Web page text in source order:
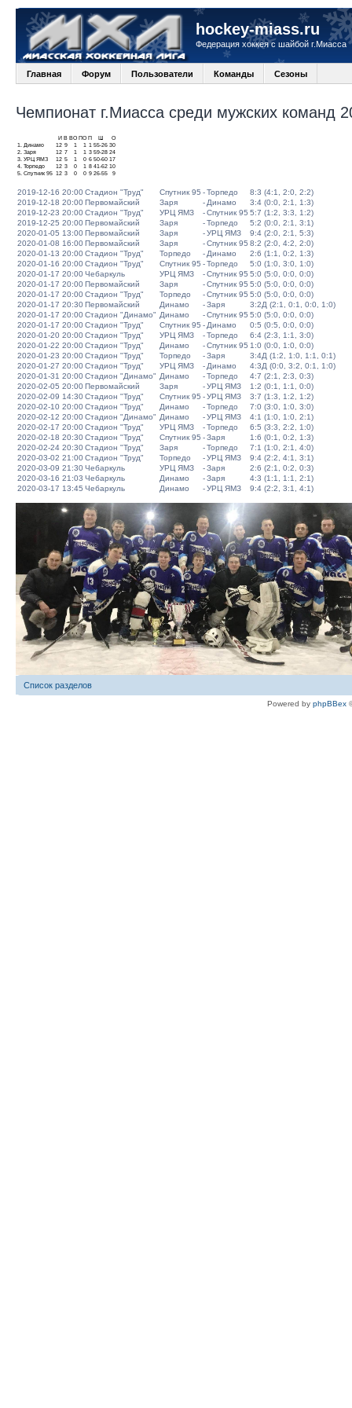
hockey-miass.ru
Федерация хоккея с шайбой г.Миасса
Главная Форум Пользователи Команды Сезоны
Чемпионат г.Миасса среди мужских команд
И В ВО ПО П
О
1.
Динамо 12 9 1 1 1 55-26 30
2. Заря 12 7 1 1 3 59-28 24
3. УРЦ ЯМЗ 12 5 1 0 6 50-60 17
4. Торпедо 12 3 0 1 8 41-62 10
5. Спутник 95 12 3 0 0 9 26-55 9
2019-12-16 20:00Стадион "Труд" Спутник 95 -Торпедо
8:3 (4:1, 2:0, 2:2)
2019-12-18 20:00Первомайский Заря - Динамо
3:4 (0:0, 2:1, 1:3)
2019-12-23 20:00Стадион "Труд" УРЦ ЯМЗ -Спутник 95 5:7 (1:2, 3:3, 1:2)
2019-12-25 20:00Первомайский Заря -Торпедо
5:2 (0:0, 2:1, 3:1)
2020-01-05 13:00Первомайский Заря -УРЦ ЯМЗ
9:4 (2:0, 2:1, 5:3)
2020-01-08 16:00Первомайский Заря -Спутник 95 8:2 (2:0, 4:2, 2:0)
2020-01-13 20:00Стадион "Труд" Торпедо - Динамо
2:6 (1:1, 0:2, 1:3)
2020-01-16 20:00Стадион "Труд" Спутник 95 -Торпедо
5:0 (1:0, 3:0, 1:0)
2020-01-17 20:00Чебаркуль УРЦ ЯМЗ -Спутник 95 5:0 (5:0, 0:0, 0:0)
2020-01-17 20:00Первомайский Заря -Спутник 95 5:0 (5:0, 0:0, 0:0)
2020-01-17 20:00Стадион "Труд" Торпедо -Спутник 95 5:0 (5:0, 0:0, 0:0)
2020-01-17 20:30Первомайский Динамо -Заря
3:2Д (2:1, 0:1, 0:0, 1:0)
2020-01-17 20:00Стадион "Динамо" Динамо -Спутник 95 5:0 (5:0, 0:0, 0:0)
2020-01-17 20:00Стадион "Труд" Спутник 95 - Динамо
0:5 (0:5, 0:0, 0:0)
2020-01-20 20:00Стадион "Труд" УРЦ ЯМЗ -Торпедо
6:4 (2:3, 1:1, 3:0)
2020-01-22 20:00Стадион "Труд" Динамо -Спутник 95 1:0 (0:0, 1:0, 0:0)
2020-01-23 20:00Стадион "Труд" Торпедо -Заря
3:4Д (1:2, 1:0, 1:1, 0:1)
2020-01-27 20:00Стадион "Труд" УРЦ ЯМЗ - Динамо
4:3Д (0:0, 3:2, 0:1, 1:0)
2020-01-31 20:00Стадион "Динамо" Динамо -Торпедо
4:7 (2:1, 2:3, 0:3)
2020-02-05 20:00Первомайский Заря -УРЦ ЯМЗ
1:2 (0:1, 1:1, 0:0)
2020-02-09 14:30Стадион "Труд" Спутник 95 -УРЦ ЯМЗ
3:7 (1:3, 1:2, 1:2)
2020-02-10 20:00Стадион "Труд" Динамо -Торпедо
7:0 (3:0, 1:0, 3:0)
2020-02-12 20:00Стадион "Динамо" Динамо -УРЦ ЯМЗ
4:1 (1:0, 1:0, 2:1)
2020-02-17 20:00Стадион "Труд" УРЦ ЯМЗ -Торпедо
6:5 (3:3, 2:2, 1:0)
2020-02-18 20:30Стадион "Труд" Спутник 95 -Заря
1:6 (0:1, 0:2, 1:3)
2020-02-24 20:30Стадион "Труд" Заря -Торпедо
7:1 (1:0, 2:1, 4:0)
2020-03-02 21:00Стадион "Труд" Торпедо -УРЦ ЯМЗ
9:4 (2:2, 4:1, 3:1)
2020-03-09 21:30Чебаркуль УРЦ ЯМЗ -Заря
2:6 (2:1, 0:2, 0:3)
2020-03-16 21:03 Чебаркуль Динамо -Заря
4:3 (1:1, 1:1, 2:1)
2020-03-17 13:45 Чебаркуль Динамо -УРЦ ЯМЗ 9:4 (2:2, 3:1, 4:1)
Список разделов
Powered by phpBBex